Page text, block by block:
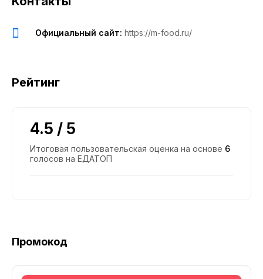
Официальный сайт: https://m-food.ru/
Рейтинг
4.5 / 5
Итоговая пользовательская оценка на основе 6
голосов на ЕДАТОП
Промокод